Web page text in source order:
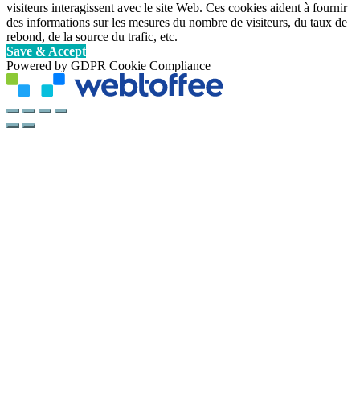
visiteurs interagissent avec le site Web. Ces cookies aident à fournir
des informations sur les mesures du nombre de visiteurs, du taux de
rebond, de la source du trafic, etc.
Save & Accept
Powered by GDPR Cookie Compliance